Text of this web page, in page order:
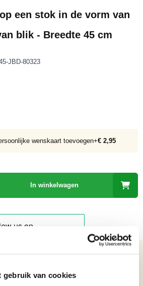
gebruik van cookies
een stok in de vorm van
blik - Breedte 45 cm
JBD-80323
wenskaart toevoegen+€ 2,95
In winkelwagen